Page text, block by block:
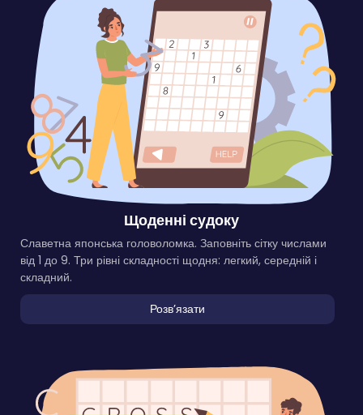
Щоденні судоку
Славетна японська головоломка. Заповніть сітку числами
від 1 до 9. Три рівні складності щодня: легкий, середній і
складний.
Розвʼязати